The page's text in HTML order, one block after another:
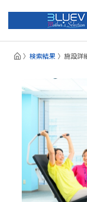
検索結果 施設詳